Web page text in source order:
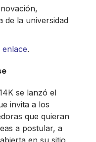
enlace.
se lanzó el
invita a los
que quieran
a postular, a
en su sitio